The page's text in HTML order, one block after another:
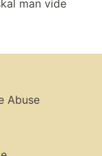
man vide
Abuse